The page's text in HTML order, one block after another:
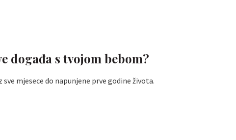
događa s tvojom bebom?
mjesece do napunjene prve godine života.